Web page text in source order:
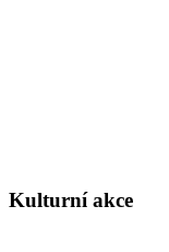
Kulturní akce